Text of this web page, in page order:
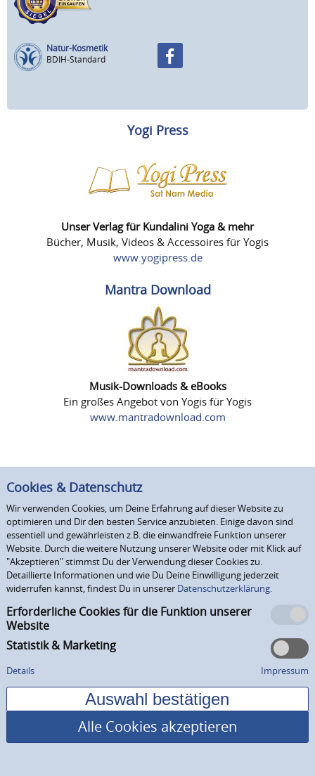
Natur-Kosmetik
BDIH-Standard
Yogi Press
Unser Verlag für Kundalini Yoga & mehr
Bücher, Musik, Videos & Accessoires für Yogis
www.yogipress.de
Mantra Download
Musik-Downloads & eBooks
Ein großes Angebot von Yogis für Yogis
www.mantradownload.com
Cookies & Datenschutz
Wir verwenden Cookies, um Deine Erfahrung auf dieser Website zu
optimieren und Dir den besten Service anzubieten. Einige davon sind
essentiell und gewährleisten z.B. die einwandfreie Funktion unserer
Website. Durch die weitere Nutzung unserer Website oder mit Klick auf
"Akzeptieren" stimmst Du der Verwendung dieser Cookies zu.
Detaillierte Informationen und wie Du Deine Einwilligung jederzeit
widerrufen kannst, findest Du in unserer Datenschutzerklärung.
Erforderliche Cookies für die Funktion unserer
Website
Statistik & Marketing
Details Impressum
Alle Cookies akzeptieren